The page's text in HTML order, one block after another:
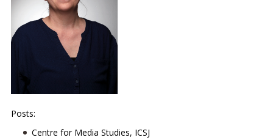
Posts:
Centre for Media Studies, ICSJ